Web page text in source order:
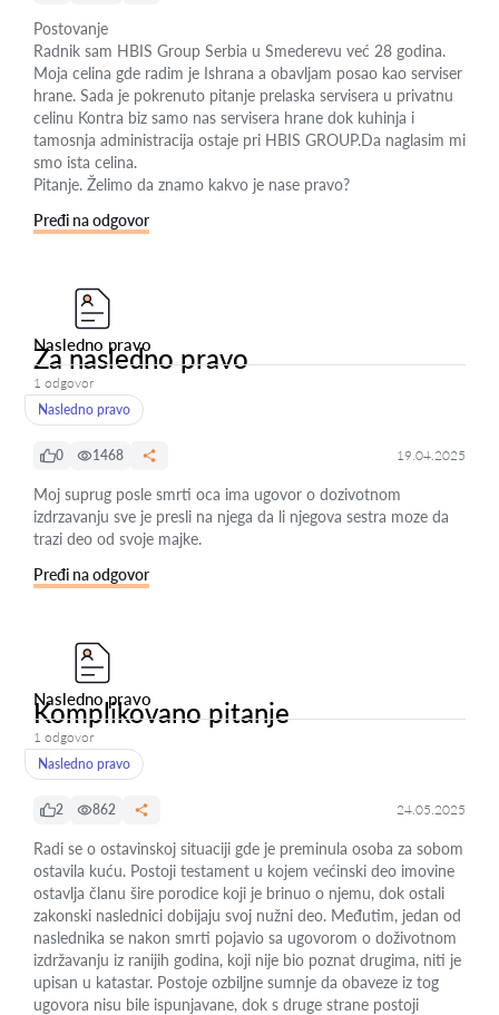
Postovanje
Radnik sam HBIS Group Serbia u Smederevu već 28 godina.
Moja celina gde radim je Ishrana a obavljam posao kao serviser
hrane. Sada je pokrenuto pitanje prelaska servisera u privatnu
celinu Kontra biz samo nas servisera hrane dok kuhinja i
tamosnja administracija ostaje pri HBIS GROUP.Da naglasim mi
smo ista celina.
Pitanje. Želimo da znamo kakvo je nase pravo?
Pređi na odgovor
Nasledno pravo
Za nasledno pravo
1 odgovor
Nasledno pravo
0 1468 19.04.2025
Moj suprug posle smrti oca ima ugovor o dozivotnom
izdrzavanju sve je presli na njega da li njegova sestra moze da
trazi deo od svoje majke.
Pređi na odgovor
Nasledno pravo
Komplikovano pitanje
1 odgovor
Nasledno pravo
2 862 24.05.2025
Radi se o ostavinskoj situaciji gde je preminula osoba za sobom
ostavila kuću. Postoji testament u kojem većinski deo imovine
ostavlja članu šire porodice koji je brinuo o njemu, dok ostali
zakonski naslednici dobijaju svoj nužni deo. Međutim, jedan od
naslednika se nakon smrti pojavio sa ugovorom o doživotnom
izdržavanju iz ranijih godina, koji nije bio poznat drugima, niti je
upisan u katastar. Postoje ozbiljne sumnje da obaveze iz tog
ugovora nisu bile ispunjavane, dok s druge strane postoji